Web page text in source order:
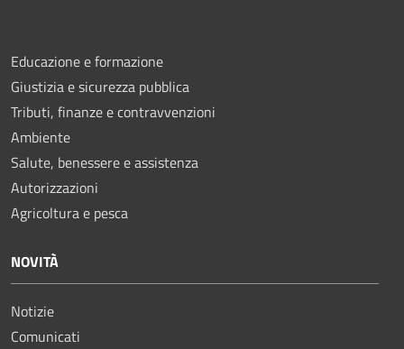
Educazione e formazione
Giustizia e sicurezza pubblica
Tributi, finanze e contravvenzioni
Ambiente
Salute, benessere e assistenza
Autorizzazioni
Agricoltura e pesca
NOVITÀ
Notizie
Comunicati